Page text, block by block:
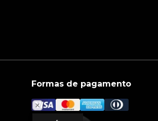
Formas de pagamento